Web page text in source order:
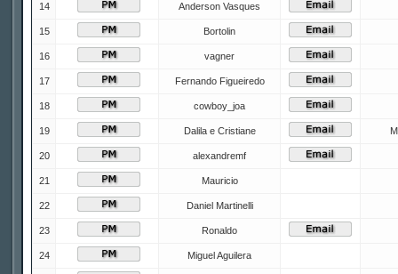
14 Anderson Vasques
15 Bortolin
16 vagner
17 Fernando Figueiredo
18 cowboy_joa
19 Dalila e Cristiane
20 alexandremf
21 Mauricio
22 Daniel Martinelli
23 Ronaldo
24 Miguel Aguilera